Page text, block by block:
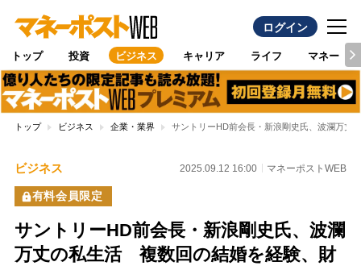
ログイン
トップ 投資 ビジネス キャリア ライフ マネー
トップ ビジネス 企業・業界 サントリーHD前会長・新浪剛史氏、波瀾万丈
ビジネス 2025.09.12 16:00 マネーポストWEB
有料会員限定
サントリーHD前会長・新浪剛史氏、波瀾
万丈の私生活 複数回の結婚を経験、財